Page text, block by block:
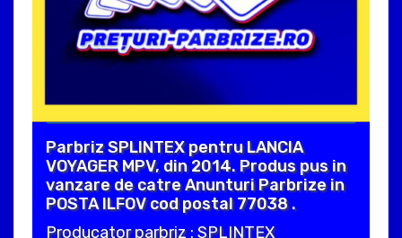
Parbriz SPLINTEX pentru LANCIA
VOYAGER MPV, din 2014. Produs pus in
vanzare de catre Anunturi Parbrize in
POSTA ILFOV cod postal 77038 .
Producator parbriz : SPLINTEX